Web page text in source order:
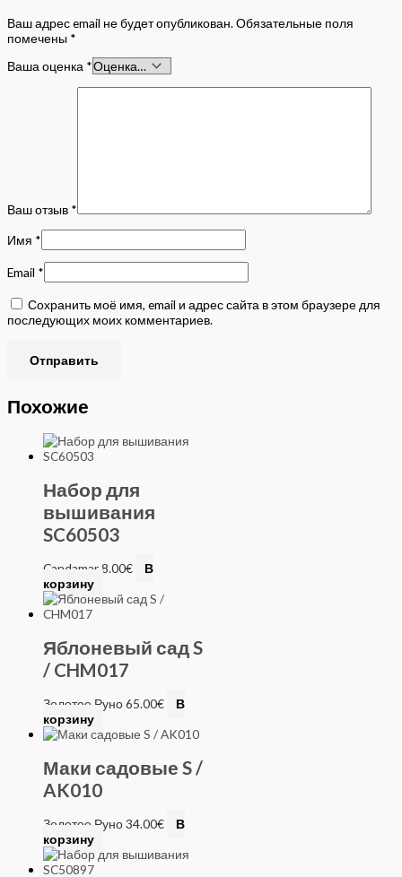
Ваш адрес email не будет опубликован.Обязательные поля
помечены *
Ваша оценка *
Ваш отзыв *
Имя *
Email *
Сохранить моё имя, email и адрес сайта в этом браузере для
последующих моих комментариев.
Похожие
Набор для
вышивания
SC60503
Candamar8.00€
В
корзину
Яблоневый сад S
/ CHM017
Золотое Руно65.00€
В
корзину
Маки садовые S /
AK010
Золотое Руно34.00€
В
корзину